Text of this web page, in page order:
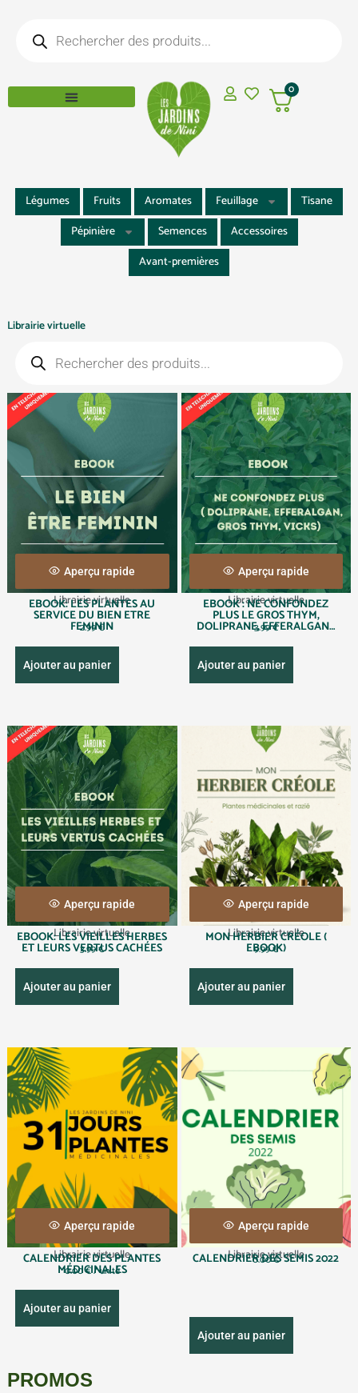
contenuproduits
0
Légumes Fruits Aromates Feuillage
Tisane
Pépinière
Semences
Accessoires
Avant-premières
Librairie virtuelle
produits
Aperçu rapide
Librairie virtuelle
EBOOK: LES PLANTES AU
SERVICE DU BIEN ETRE
FEMININ
2.99€
Ajouter au panier
Aperçu rapide
Librairie virtuelle
EBOOK : NE CONFONDEZ
PLUS LE GROS THYM,
DOLIPRANE, EFFERALGAN…
3.99€
Ajouter au panier
Aperçu rapide
Librairie virtuelle
EBOOK: LES VIEILLES HERBES
ET LEURS VERTUS CACHÉES
3.99€
Ajouter au panier
Aperçu rapide
Librairie virtuelle
MON HERBIER CRÉOLE (
EBOOK)
9.99€
Ajouter au panier
Aperçu rapide
Librairie virtuelle
CALENDRIER DES PLANTES
MÉDICINALES
0.00€/ unité
Ajouter au panier
Aperçu rapide
Librairie virtuelle
CALENDRIER DES SEMIS 2022
0.00€
Ajouter au panier
PROMOS